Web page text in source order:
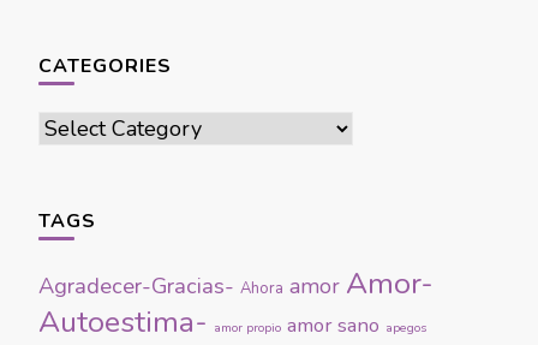
CATEGORIES
Categories
TAGS
Agradecer-Gracias- Ahora amor Amor-
Autoestima- amor propio amor sano apegos